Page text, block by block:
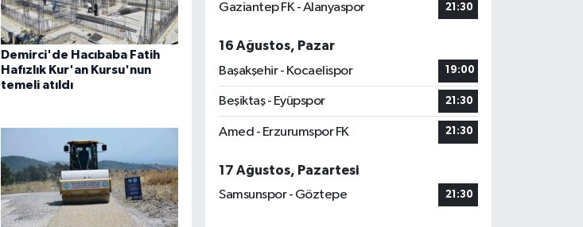
Demirci'de Hacıbaba Fatih
Hafızlık Kur'an Kursu'nun
temeli atıldı
Gaziantep FK - Alanyaspor 21:30
16 Ağustos, Pazar
Başakşehir - Kocaelispor
19:00
Beşiktaş - Eyüpspor 21:30
Amed - Erzurumspor FK 21:30
17 Ağustos, Pazartesi
Samsunspor - Göztepe
21:30